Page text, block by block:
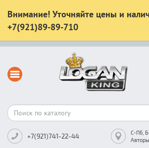
Внимание! Уточняйте цены и
+7(921)89-89-710
+7(921)741-22-44
С-Пб,